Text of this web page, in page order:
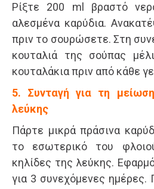
Ρίξτε 200 ml βραστό
αλεσμένα καρύδια.
πριν το σουρώσετε. Στη
κουταλιά της σούπας
κουταλάκια πριν από κάθε
5. Συνταγή για τη
λεύκης
Πάρτε μικρά πράσινα
το εσωτερικό του
κηλίδες της λεύκης.
για 3 συνεχόμενες